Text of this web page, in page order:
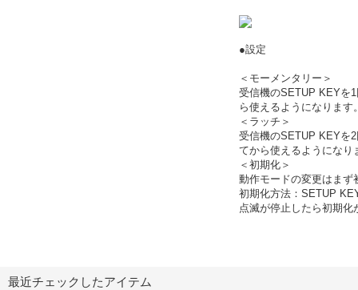
●設定
＜モーメンタリー＞
受信機のSETUP KEYを
ら使えるようになります
＜ラッチ＞
受信機のSETUP KEYを
てから使えるようになり
＜初期化＞
動作モードの変更はまず
初期化方法：SETUP
点滅が停止したら初期化
最近チェックしたアイテム